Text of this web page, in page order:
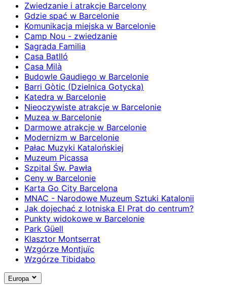
Zwiedzanie i atrakcje Barcelony
Gdzie spać w Barcelonie
Komunikacja miejska w Barcelonie
Camp Nou - zwiedzanie
Sagrada Familia
Casa Batlló
Casa Milà
Budowle Gaudiego w Barcelonie
Barri Gòtic (Dzielnica Gotycka)
Katedra w Barcelonie
Nieoczywiste atrakcje w Barcelonie
Muzea w Barcelonie
Darmowe atrakcje w Barcelonie
Modernizm w Barcelonie
Pałac Muzyki Katalońskiej
Muzeum Picassa
Szpital Św. Pawła
Ceny w Barcelonie
Karta Go City Barcelona
MNAC - Narodowe Muzeum Sztuki Katalonii
Jak dojechać z lotniska El Prat do centrum?
Punkty widokowe w Barcelonie
Park Güell
Klasztor Montserrat
Wzgórze Montjuïc
Wzgórze Tibidabo
Europa